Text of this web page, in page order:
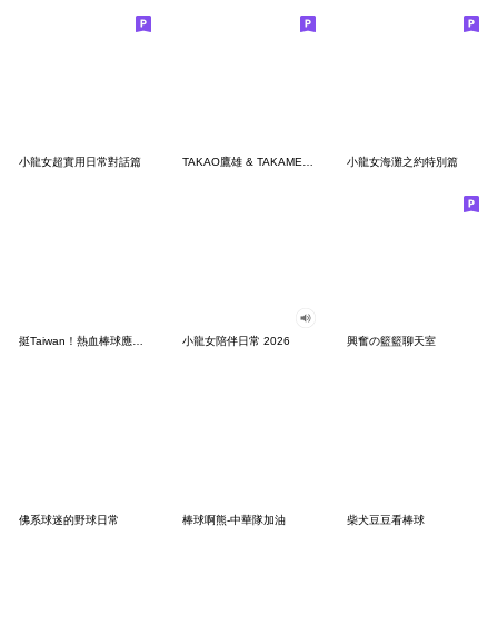
小龍女超實用日常對話篇 小龍女海灘之約特別篇
小龍女陪伴日常 2026 興奮の籃籃聊天室
佛系球迷的野球日常 棒球啊熊-中華隊加油 柴犬豆豆看棒球